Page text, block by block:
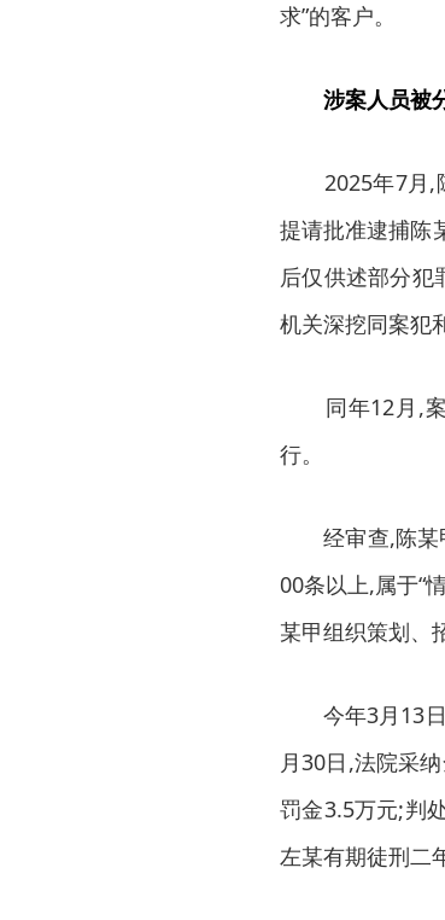
求”的客户。
涉案人员被
2025年7月,陈
提请批准逮捕陈
后仅供述部分犯
机关深挖同案犯
同年12月,案
行。
经审查,陈某
00条以上,属于“
某甲组织策划、
今年3月13日,
月30日,法院采
罚金3.5万元;判
左某有期徒刑二